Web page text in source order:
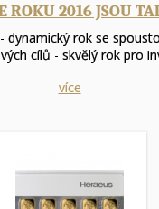
ROKU 2016 JSOU
dynamický rok se
cílů - skvělý rok pro
více